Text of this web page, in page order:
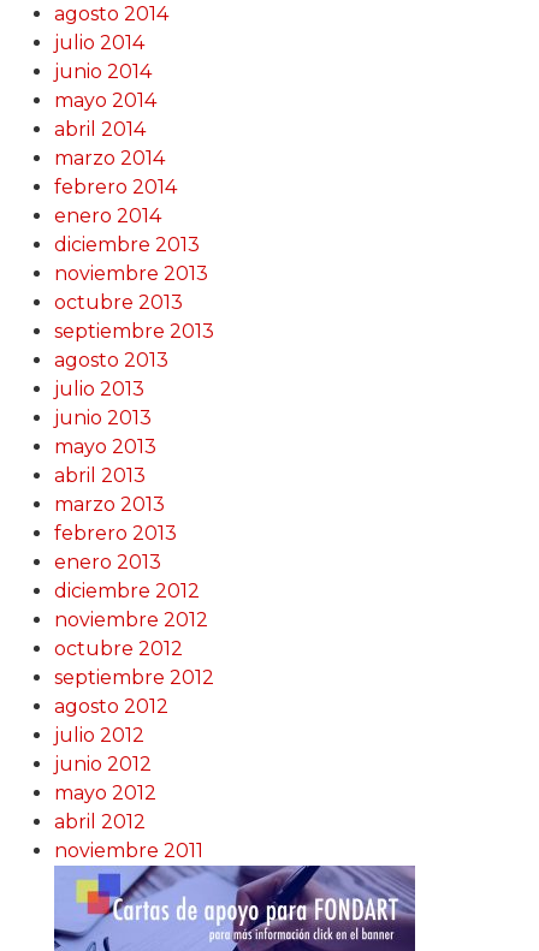
agosto 2014
julio 2014
junio 2014
mayo 2014
abril 2014
marzo 2014
febrero 2014
enero 2014
diciembre 2013
noviembre 2013
octubre 2013
septiembre 2013
agosto 2013
julio 2013
junio 2013
mayo 2013
abril 2013
marzo 2013
febrero 2013
enero 2013
diciembre 2012
noviembre 2012
octubre 2012
septiembre 2012
agosto 2012
julio 2012
junio 2012
mayo 2012
abril 2012
noviembre 2011